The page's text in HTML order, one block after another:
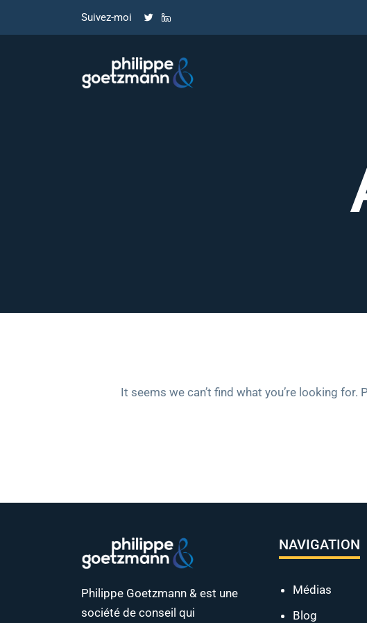
Suivez-moi
It seems we can’t find what you’re looking for.
Philippe Goetzmann & est une
société de conseil qui
NAVIGATION
Médias
Blog